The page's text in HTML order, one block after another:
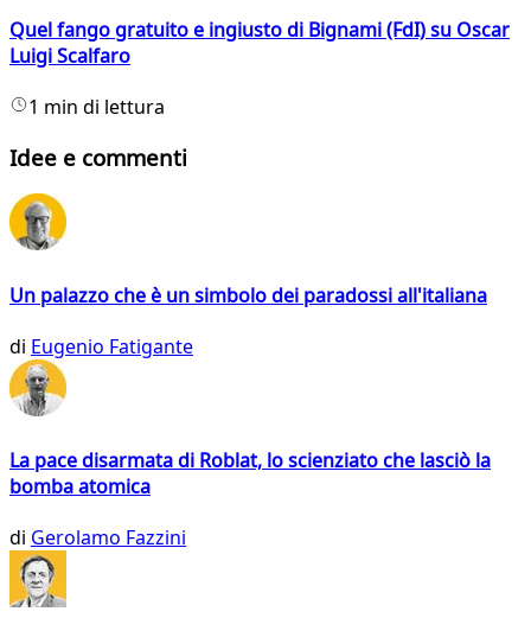
Quel fango gratuito e ingiusto di Bignami (FdI) su Oscar
Luigi Scalfaro
1 min di lettura
Idee e commenti
Un palazzo che è un simbolo dei paradossi all'italiana
di Eugenio Fatigante
La pace disarmata di Roblat, lo scienziato che lasciò la
bomba atomica
di Gerolamo Fazzini